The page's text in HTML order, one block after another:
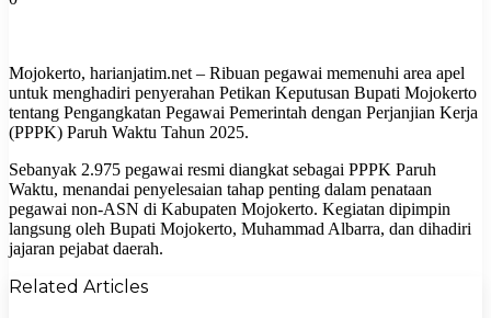
Mojokerto, harianjatim.net – Ribuan pegawai memenuhi area apel
untuk menghadiri penyerahan Petikan Keputusan Bupati Mojokerto
tentang Pengangkatan Pegawai Pemerintah dengan Perjanjian Kerja
(PPPK) Paruh Waktu Tahun 2025.
Sebanyak 2.975 pegawai resmi diangkat sebagai PPPK Paruh
Waktu, menandai penyelesaian tahap penting dalam penataan
pegawai non-ASN di Kabupaten Mojokerto. Kegiatan dipimpin
langsung oleh Bupati Mojokerto, Muhammad Albarra, dan dihadiri
jajaran pejabat daerah.
Related Articles